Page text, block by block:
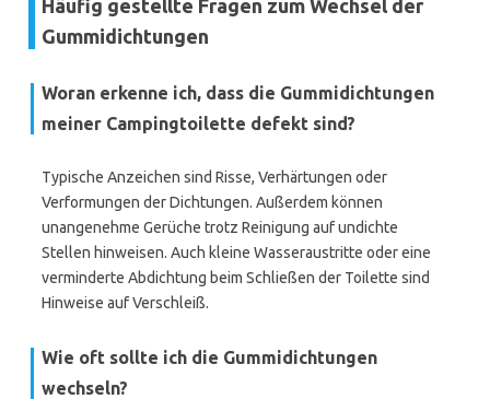
Häufig gestellte Fragen zum Wechsel der
Gummidichtungen
Woran erkenne ich, dass die Gummidichtungen
meiner Campingtoilette defekt sind?
Typische Anzeichen sind Risse, Verhärtungen oder
Verformungen der Dichtungen. Außerdem können
unangenehme Gerüche trotz Reinigung auf undichte
Stellen hinweisen. Auch kleine Wasseraustritte oder eine
verminderte Abdichtung beim Schließen der Toilette sind
Hinweise auf Verschleiß.
Wie oft sollte ich die Gummidichtungen
wechseln?